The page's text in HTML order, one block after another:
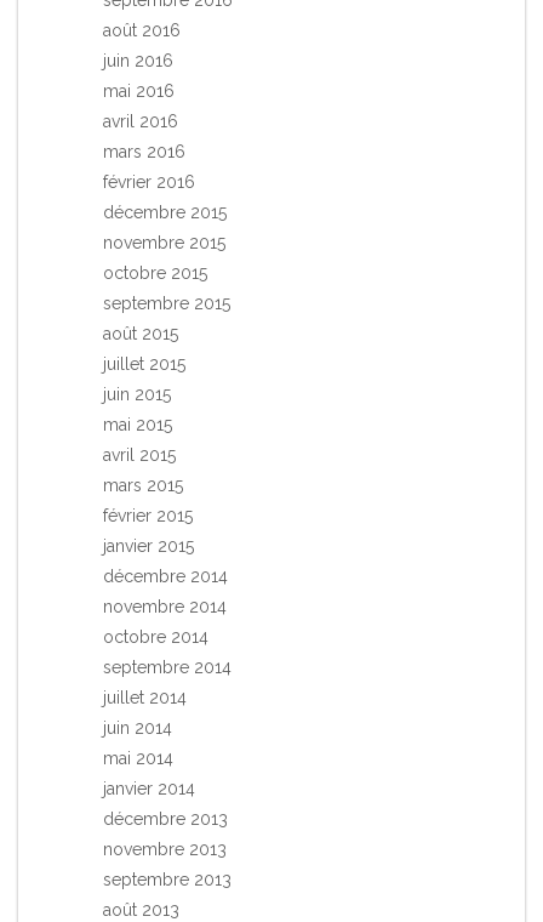
août 2016
juin 2016
mai 2016
avril 2016
mars 2016
février 2016
décembre 2015
novembre 2015
octobre 2015
septembre 2015
août 2015
juillet 2015
juin 2015
mai 2015
avril 2015
mars 2015
février 2015
janvier 2015
décembre 2014
novembre 2014
octobre 2014
septembre 2014
juillet 2014
juin 2014
mai 2014
janvier 2014
décembre 2013
novembre 2013
septembre 2013
août 2013